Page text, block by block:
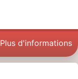
Plus d'informations